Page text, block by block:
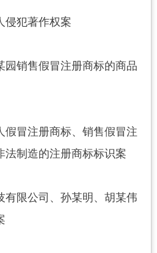
犯著作权案
销售假冒注册商标的商品
冒注册商标、销售假冒注
法制造的注册商标标识案
限公司、孙某明、胡某伟